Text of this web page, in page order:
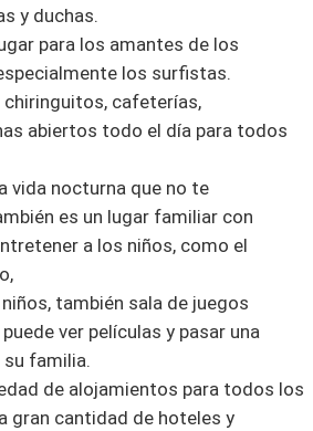
y duchas.
para los amantes de los
los surfistas.
chiringuitos, cafeterías,
abiertos todo el día para todos
vida nocturna que no te
es un lugar familiar con
a los niños, como el
también sala de juegos
ver películas y pasar una
su familia.
de alojamientos para todos los
gran cantidad de hoteles y